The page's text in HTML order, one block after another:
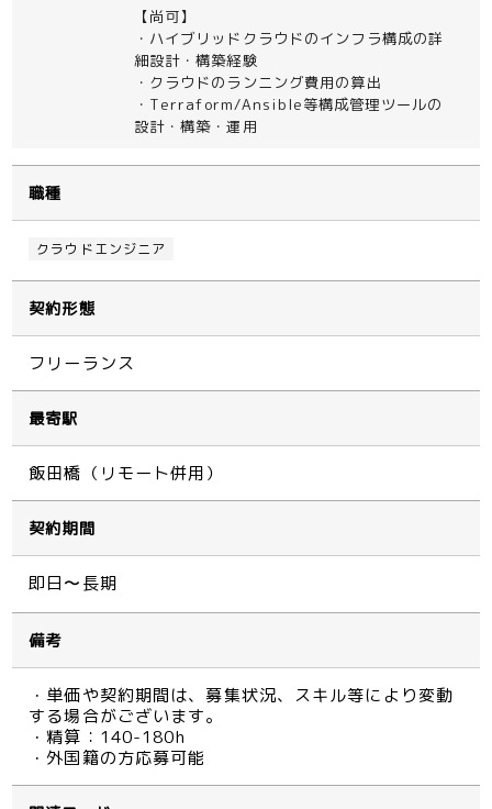
【尚可】
・ハイブリッドクラウドのインフラ構成の詳
細設計・構築経験
・クラウドのランニング費用の算出
・Terraform/Ansible等構成管理ツールの
設計・構築・運用
職種
クラウドエンジニア
契約形態
フリーランス
最寄駅
飯田橋（リモート併用）
契約期間
即日〜長期
備考
・単価や契約期間は、募集状況、スキル等により変動
する場合がございます。
・精算：140-180h
・外国籍の方応募可能